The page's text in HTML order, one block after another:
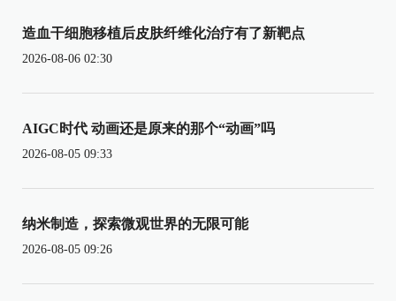
造血干细胞移植后皮肤纤维化治疗有了新靶点
2026-08-06 02:30
AIGC时代 动画还是原来的那个“动画”吗
2026-08-05 09:33
纳米制造，探索微观世界的无限可能
2026-08-05 09:26